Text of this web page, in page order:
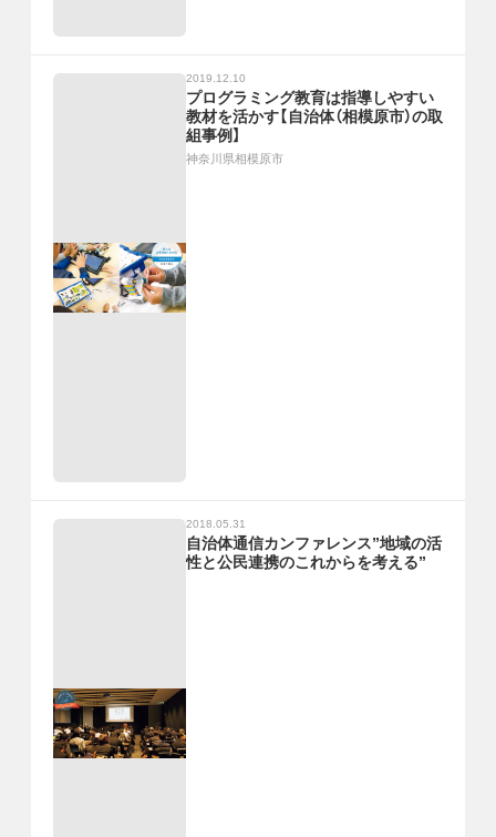
2019.12.10
プログラミング教育は指導しやすい
教材を活かす【自治体（相模原市）の取
組事例】
神奈川県相模原市
2018.05.31
自治体通信カンファレンス”地域の活
性と公民連携のこれからを考える”